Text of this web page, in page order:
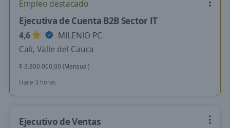
Empleo destacado
Ejecutiva de Cuenta B2B Sector IT
4,6
MILENIO PC
Cali, Valle del Cauca
$ 3.800.000,00 (Mensual)
Hace 3 horas
Ejecutivo de Ventas